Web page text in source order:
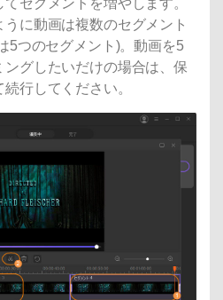
セグメントを増やします。
に動画は複数のセグメント
5つのセグメント)。動画を5
グしたいだけの場合は、保
行してください。